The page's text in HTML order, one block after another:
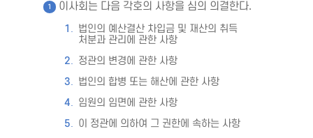
이사회는 다음 각호의 사항을 심의 의결한다.
법인의 예산결산 차입금 및 재산의 취득
처분과 관리에 관한 사항
정관의 변경에 관한 사항
법인의 합병 또는 해산에 관한 사항
임원의 임면에 관한 사항
이 정관에 의하여 그 권한에 속하는 사항